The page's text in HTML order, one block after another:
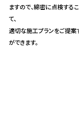
ますので、綿密に点検する
て、
適切な施工プランをご提案
ができます。